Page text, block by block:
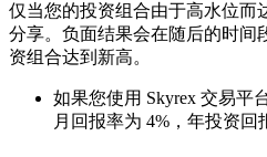
仅当您的投资组合由于高水位而
分享。负面结果会在随后的时间
资组合达到新高。
如果您使用 Skyrex 交易平
月回报率为 4%，年投资回